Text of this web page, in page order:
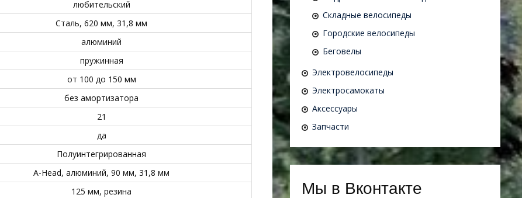
любительский
Сталь, 620 мм, 31,8 мм
алюминий
пружинная
от 100 до 150 мм
без амортизатора
21
да
Полуинтегрированная
A-Head, алюминий, 90 мм, 31,8 мм
125 мм, резина
Складные велосипеды
Городские велосипеды
Беговелы
Электровелосипеды
Электросамокаты
Аксессуары
Запчасти
Мы в Вконтакте